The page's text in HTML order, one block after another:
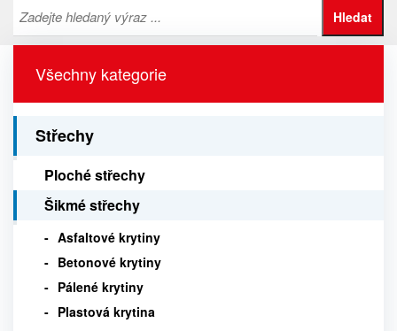
Všechny kategorie
Střechy
Ploché střechy
Šikmé střechy
Asfaltové krytiny
Betonové krytiny
Pálené krytiny
Plastová krytina